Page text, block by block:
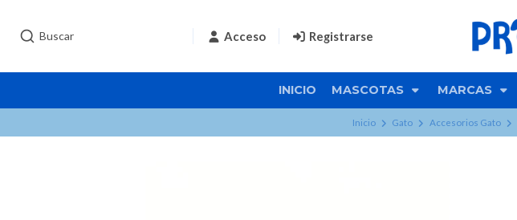
Acceso Registrarse
INICIO MASCOTAS MARCAS
Inicio Gato Accesorios Gato